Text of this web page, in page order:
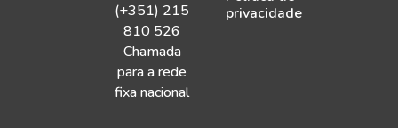
(+351) 215
810 526
Chamada
para a rede
fixa nacional
privacidade